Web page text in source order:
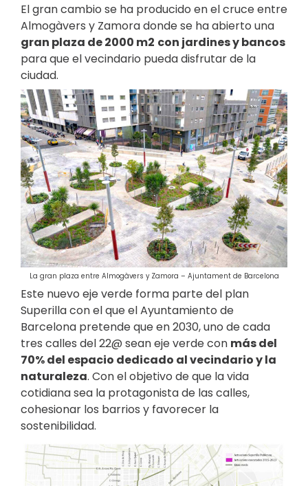
El gran cambio se ha producido en el cruce entre
Almogàvers y Zamora donde se ha abierto una
gran plaza de 2000 m2 con jardines y bancos
para que el vecindario pueda disfrutar de la
ciudad.
La gran plaza entre Almogàvers y Zamora – Ajuntament de Barcelona
Este nuevo eje verde forma parte del plan
Superilla con el que el Ayuntamiento de
Barcelona pretende que en 2030, uno de cada
tres calles del 22@ sean eje verde con más del
70% del espacio dedicado al vecindario y la
naturaleza. Con el objetivo de que la vida
cotidiana sea la protagonista de las calles,
cohesionar los barrios y favorecer la
sostenibilidad.